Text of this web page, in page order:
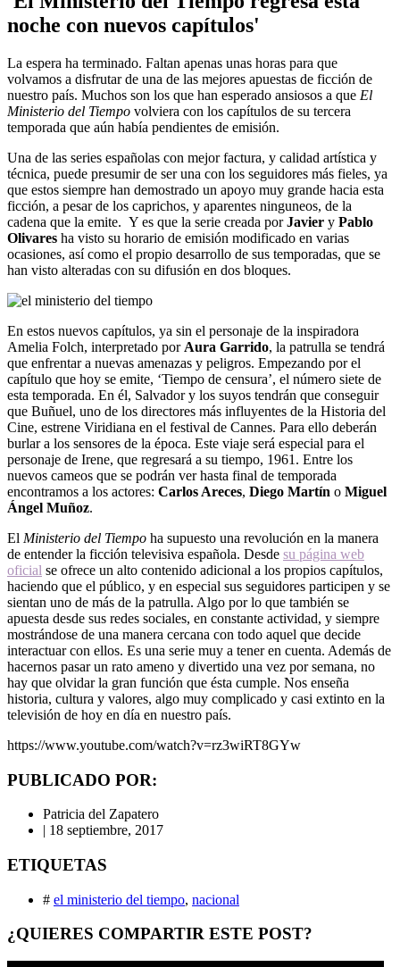
noche con nuevos capítulos'
La espera ha terminado. Faltan apenas unas horas para que
volvamos a disfrutar de una de las mejores apuestas de ficción de
nuestro país. Muchos son los que han esperado ansiosos a que El
Ministerio del Tiempo volviera con los capítulos de su tercera
temporada que aún había pendientes de emisión.
Una de las series españolas con mejor factura, y calidad artística y
técnica, puede presumir de ser una con los seguidores más fieles, ya
que estos siempre han demostrado un apoyo muy grande hacia esta
ficción, a pesar de los caprichos, y aparentes ninguneos, de la
cadena que la emite. Y es que la serie creada porJavier y Pablo
Olivares ha visto su horario de emisión modificado en varias
ocasiones, así como el propio desarrollo de sus temporadas, que se
han visto alteradas con su difusión en dos bloques.
En estos nuevos capítulos, ya sin el personaje de la inspiradora
Amelia Folch, interpretado por Aura Garrido, la patrulla se tendrá
que enfrentar a nuevas amenazas y peligros. Empezando por el
capítulo que hoy se emite, ‘Tiempo de censura’, el número siete de
esta temporada. En él, Salvador y los suyos tendrán que conseguir
que Buñuel, uno de los directores más influyentes de la Historia del
Cine, estrene Viridiana en el festival de Cannes. Para ello deberán
burlar a los sensores de la época. Este viaje será especial para el
personaje de Irene, que regresará a su tiempo, 1961. Entre los
nuevos cameos que se podrán ver hasta final de temporada
encontramos a los actores: Carlos Areces, Diego Martín o Miguel
Ángel Muñoz.
El Ministerio del Tiempo ha supuesto una revolución en la manera
de entender la ficción televisiva española. Desde su página web
oficial se ofrece un alto contenido adicional a los propios capítulos,
haciendo que el público, y en especial sus seguidores participen y se
sientan uno de más de la patrulla. Algo por lo que también se
apuesta desde sus redes sociales, en constante actividad, y siempre
mostrándose de una manera cercana con todo aquel que decide
interactuar con ellos. Es una serie muy a tener en cuenta. Además de
hacernos pasar un rato ameno y divertido una vez por semana, no
hay que olvidar la gran función que ésta cumple. Nos enseña
historia, cultura y valores, algo muy complicado y casi extinto en la
televisión de hoy en día en nuestro país.
https://www.youtube.com/watch?v=rz3wiRT8GYw
PUBLICADO POR:
Patricia del Zapatero
| 18 septiembre, 2017
ETIQUETAS
# el ministerio del tiempo, nacional
¿QUIERES COMPARTIR ESTE POST?